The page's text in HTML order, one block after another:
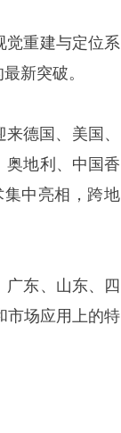
觉重建与定位系
新突破。
来德国、美国、
奥地利、中国香
中亮相，跨地
东、山东、四
市场应用上的特